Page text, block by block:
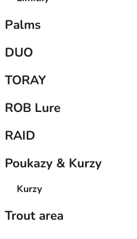
Palms
DUO
TORAY
ROB Lure
RAID
Poukazy & Kurzy
Kurzy
Trout area